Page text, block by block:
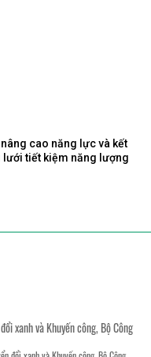
cao năng lực và kết
lưới tiết kiệm năng lượng
xanh và Khuyến công, Bộ Công